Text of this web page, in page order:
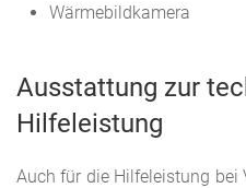
Wärmebildkamera
Ausstattung zur
Hilfeleistung
Auch für die Hilfeleistung bei